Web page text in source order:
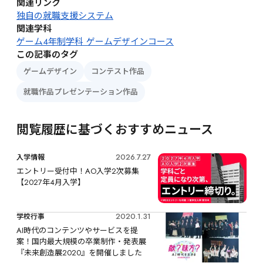
関連リンク
独自の就職支援システム
関連学科
ゲーム4年制学科 ゲームデザインコース
この記事のタグ
ゲームデザイン
コンテスト作品
就職作品プレゼンテーション作品
閲覧履歴に基づくおすすめニュース
入学情報
2026.7.27
エントリー受付中！AO入学2次募集
【2027年4月入学】
学校行事
2020.1.31
AI時代のコンテンツやサービスを提
案！国内最大規模の卒業制作・発表展
『未来創造展2020』を開催しました